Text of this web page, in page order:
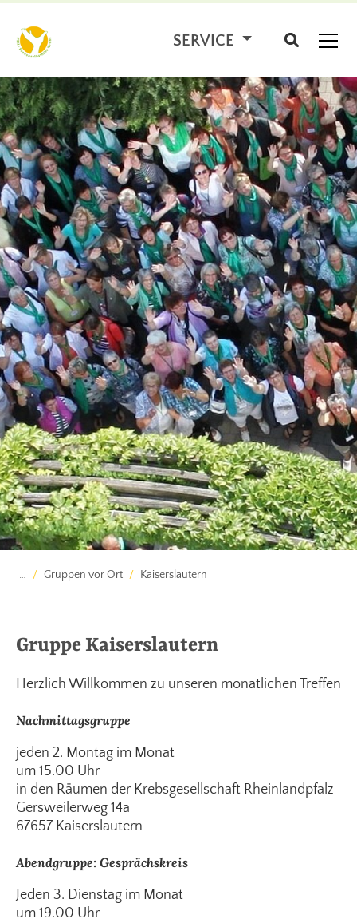
SERVICE
… Gruppen vor Ort Kaiserslautern
Gruppe Kaiserslautern
Herzlich Willkommen zu unseren monatlichen Treffen
Nachmittagsgruppe
jeden 2. Montag im Monat
um 15.00 Uhr
in den Räumen der Krebsgesellschaft Rheinlandpfalz
Gersweilerweg 14a
67657 Kaiserslautern
Abendgruppe: Gesprächskreis
Jeden 3. Dienstag im Monat
um 19.00 Uhr